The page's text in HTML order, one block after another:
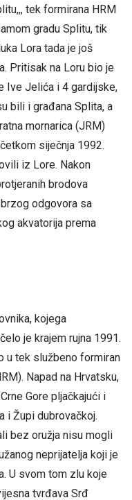
tek formirana HRM
gradu Splitu, tik
Lora tada je još
Pritisak na Loru bio je
Ive Jelića i 4 gardijske,
bili i građana Splita, a
mornarica (JRM)
siječnja 1992.
iz Lore. Nakon
brodova
odgovora sa
akvatorija prema
kojega
je krajem rujna 1991.
u tek službeno formiran
Napad na Hrvatsku,
Gore pljačkajući i
i Župi dubrovačkoj.
bez oružja nisu mogli
neprijatelja koji je
U svom tom zlu koje
tvrđava Srđ